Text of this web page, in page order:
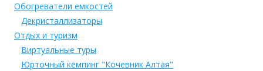
Обогреватели емкостей
Декристаллизаторы
Отдых и туризм
Виртуальные туры
Юрточный кемпинг "Кочевник Алтая"